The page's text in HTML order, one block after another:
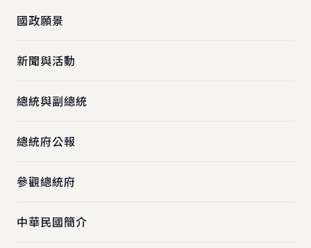
國政願景
新聞與活動
總統與副總統
總統府公報
參觀總統府
中華民國簡介